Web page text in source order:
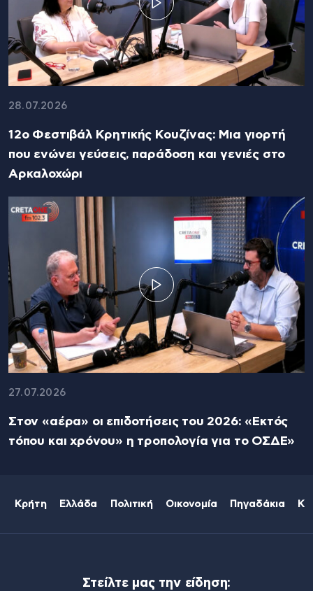
28.07.2026
12ο Φεστιβάλ Κρητικής Κουζίνας: Μια γιορτή
που ενώνει γεύσεις, παράδοση και γενιές στο
Αρκαλοχώρι
27.07.2026
Στον «αέρα» οι επιδοτήσεις του 2026: «Εκτός
τόπου και χρόνου» η τροπολογία για το ΟΣΔΕ»
Κρήτη Ελλάδα Πολιτική Οικονομία Πηγαδάκια
Στείλτε μας την είδηση: